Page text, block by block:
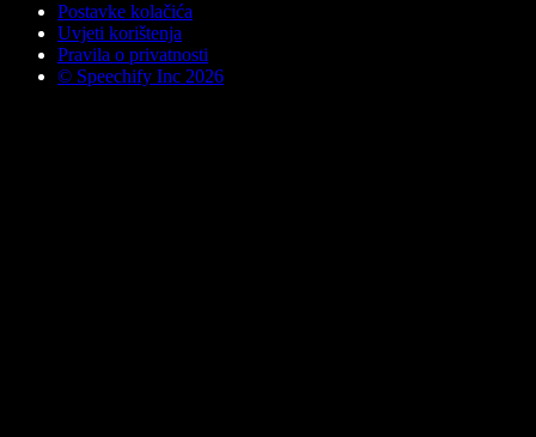
Postavke kolačića
Uvjeti korištenja
Pravila o privatnosti
© Speechify Inc 2026